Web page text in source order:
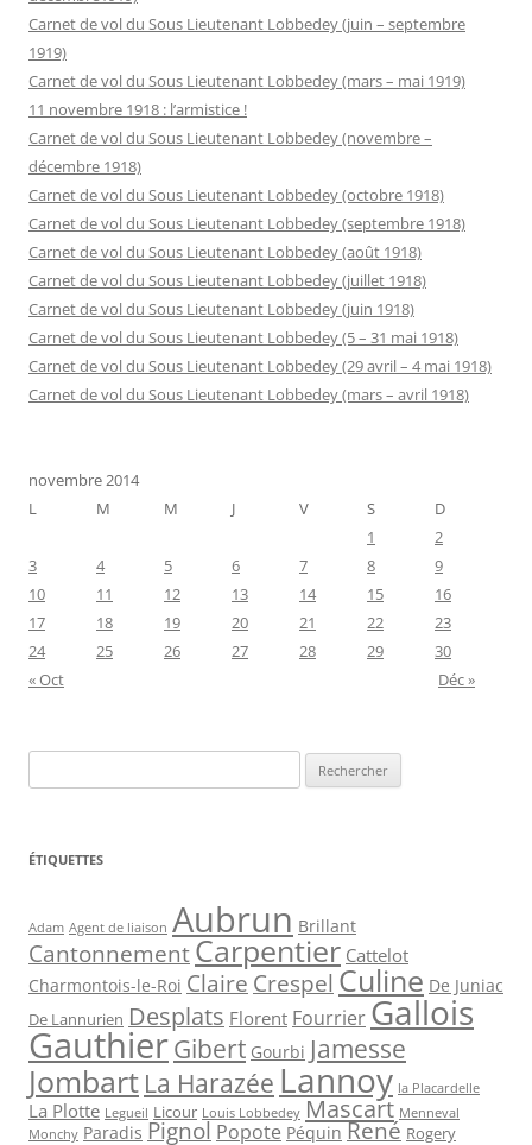
Carnet de vol du Sous Lieutenant Lobbedey (juin – septembre
1919)
Carnet de vol du Sous Lieutenant Lobbedey (mars – mai 1919)
11 novembre 1918 : l’armistice !
Carnet de vol du Sous Lieutenant Lobbedey (novembre –
décembre 1918)
Carnet de vol du Sous Lieutenant Lobbedey (octobre 1918)
Carnet de vol du Sous Lieutenant Lobbedey (septembre 1918)
Carnet de vol du Sous Lieutenant Lobbedey (août 1918)
Carnet de vol du Sous Lieutenant Lobbedey (juillet 1918)
Carnet de vol du Sous Lieutenant Lobbedey (juin 1918)
Carnet de vol du Sous Lieutenant Lobbedey (5 – 31 mai 1918)
Carnet de vol du Sous Lieutenant Lobbedey (29 avril – 4 mai 1918)
Carnet de vol du Sous Lieutenant Lobbedey (mars – avril 1918)
novembre 2014
L
M M J V S
D
1
2
3
4 5 6 7 8
9
10
11 12 13 14 15
16
17
18 19 20 21 22
23
24
25 26 27 28 29
30
« Oct
Déc »
ÉTIQUETTES
Adam Agent de liaison Aubrun Brillant
Cantonnement Carpentier Cattelot
Charmontois-le-Roi Claire Crespel Culine De Juniac
De Lannurien Desplats Florent FourrierGallois
GauthierGibert Gourbi Jamesse
Jombart La Harazée Lannoy la Placardelle
La Plotte Legueil Licour Louis Lobbedey Mascart Menneval
Monchy Paradis Pignol Popote Péquin René Rogery